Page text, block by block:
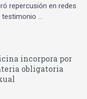
repercusión en redes
testimonio …
incorpora por
obligatoria